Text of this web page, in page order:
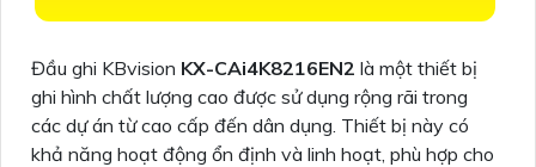
Đầu ghi KBvision KX-CAi4K8216EN2 là một thiết bị
ghi hình chất lượng cao được sử dụng rộng rãi trong
các dự án từ cao cấp đến dân dụng. Thiết bị này có
khả năng hoạt động ổn định và linh hoạt, phù hợp cho